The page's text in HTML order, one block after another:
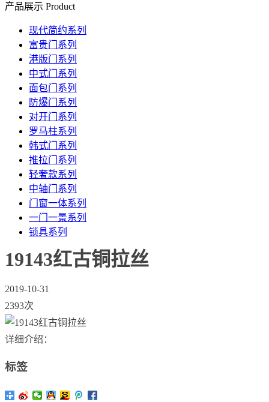
产品展示 Product
现代简约系列
富贵门系列
港版门系列
中式门系列
面包门系列
防爆门系列
对开门系列
罗马柱系列
韩式门系列
推拉门系列
轻奢款系列
中轴门系列
门窗一体系列
一门一景系列
锁具系列
19143红古铜拉丝
2019-10-31
2393次
详细介绍：
标签